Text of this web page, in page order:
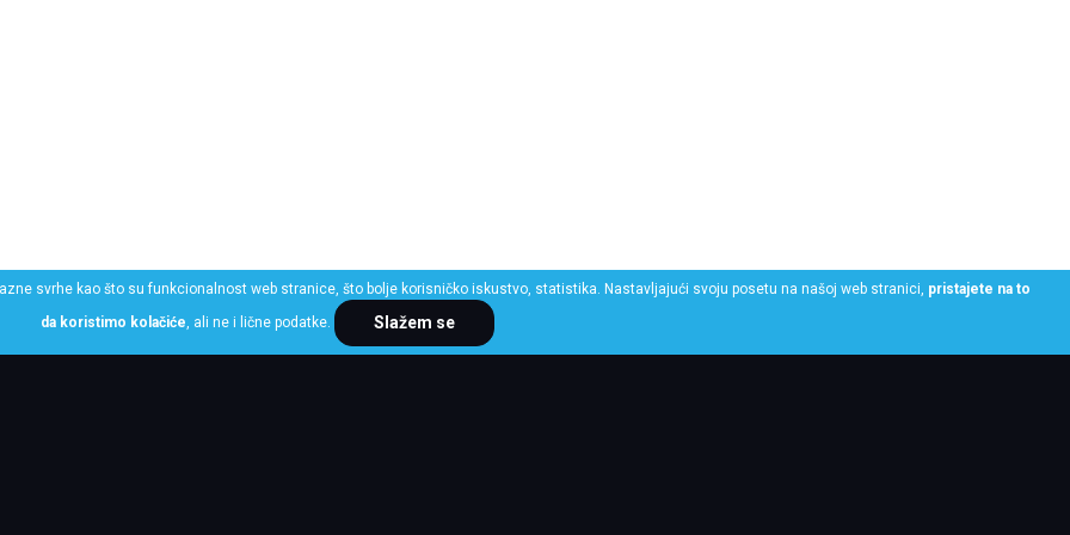
svrhe kao što su funkcionalnost web stranice, što bolje korisničko iskustvo, statistika. Nastavljajući svoju posetu na našoj web stranici, pristajete na to
da koristimo kolačiće , ali ne i lične podatke. Slažem se